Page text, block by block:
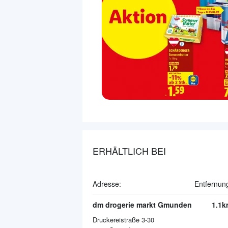
ERHÄLTLICH BEI
Adresse:
dm drogerie markt Gmunden
Druckereistraße 3-30